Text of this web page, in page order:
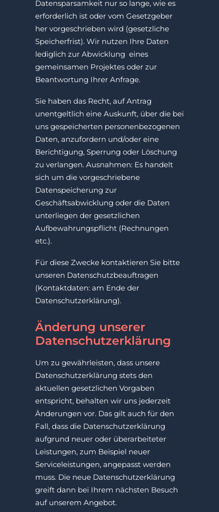
Datensparsamkeit nur so lange, wie es
erforderlich ist oder vom Gesetzgeber
her vorgeschrieben wird (gesetzliche
Speicherfrist). Wir nutzen Ihre Daten
lediglich zur Abwicklung eines
gemeinsamen Projektes oder zur
Beantwortung Ihrer Anfrage.
Sie haben das Recht, auf Antrag
unentgeltlich eine Auskunft, über die bei
uns gespeicherten personenbezogenen
Daten, anzufordern und/oder eine
Berichtigung, Sperrung oder Löschung
zu verlangen. Ausnahmen: Es handelt
sich um die vorgeschriebene
Datenspeicherung zur
Geschäftsabwicklung oder die Daten
unterliegen der gesetzlichen
Aufbewahrungspflicht (Rechnungen
etc.).
Für diese Zwecke kontaktieren Sie bitte
unseren Datenschutzbeauftragen
(Kontaktdaten: am Ende der
Datenschutzerklärung).
Änderung unserer
Datenschutzerklärung
Um zu gewährleisten, dass unsere
Datenschutzerklärung stets den
aktuellen gesetzlichen Vorgaben
entspricht, behalten wir uns jederzeit
Änderungen vor. Das gilt auch für den
Fall, dass die Datenschutzerklärung
aufgrund neuer oder überarbeiteter
Leistungen, zum Beispiel neuer
Serviceleistungen, angepasst werden
muss. Die neue Datenschutzerklärung
greift dann bei Ihrem nächsten Besuch
auf unserem Angebot.